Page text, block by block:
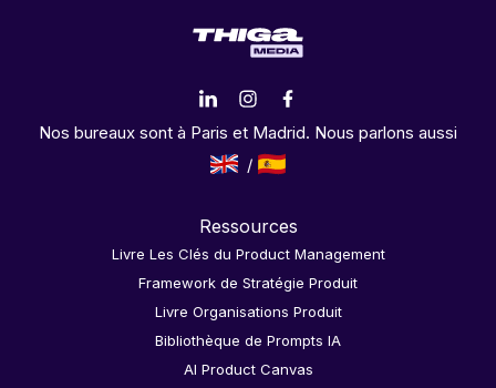
Nos bureaux sont à Paris et Madrid. Nous parlons aussi
Ressources
Livre Les Clés du Product Management
Framework de Stratégie Produit
Livre Organisations Produit
Bibliothèque de Prompts IA
AI Product Canvas